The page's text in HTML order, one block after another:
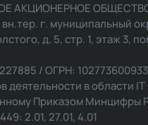
АКЦИОНЕРНОЕ
г. муниципальный
д. 5, стр. 1, этаж 3,
/ ОГРН:
деятельности в области
Приказом Минцифры
2.01, 27.01, 4.01